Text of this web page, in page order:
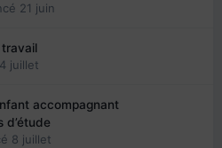
21 juin
travail
4 juillet
accompagnant
d’étude
8 juillet